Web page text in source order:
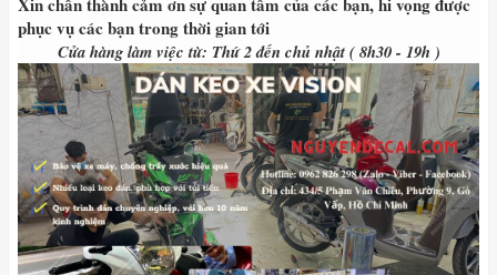
phục vụ các bạn trong thời gian tới
Cửa hàng làm việc từ: Thứ 2 đến chủ nhật ( 8h30 - 19h )